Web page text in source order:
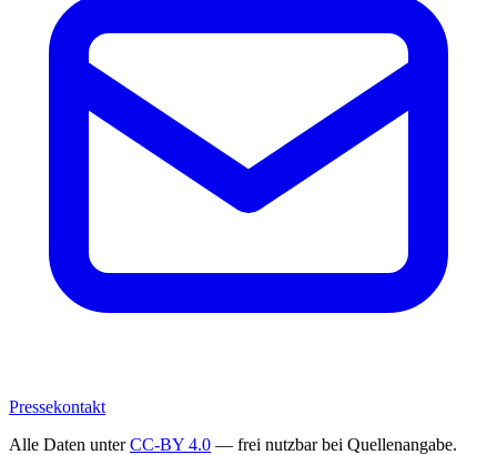
Pressekontakt
Alle Daten unterCC-BY 4.0 — frei nutzbar bei Quellenangabe.